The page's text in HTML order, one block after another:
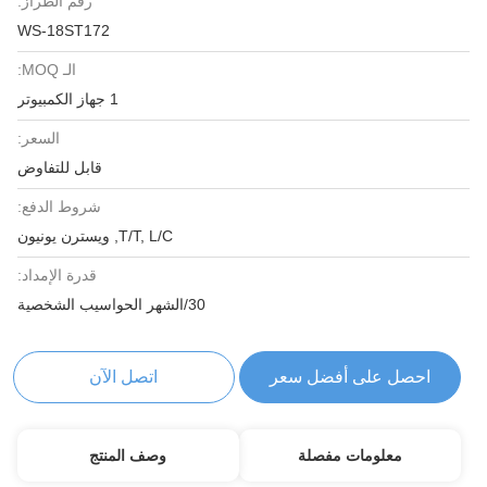
WS-18ST172
الـ MOQ:
السعر:
قابل للتفاوض
شروط الدفع:
T/T, L/C, ويسترن يونيون
قدرة الإمداد:
30/الشهر الحواسيب الشخصية
احصل على أفضل سعر اتصل الآن
معلومات مفصلة وصف المنتج